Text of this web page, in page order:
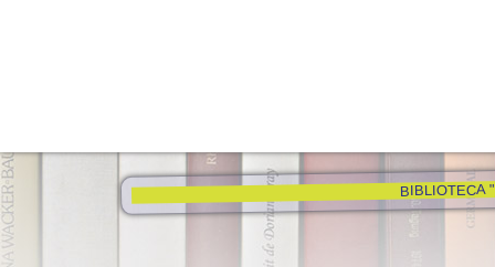
BIBLIOTECA